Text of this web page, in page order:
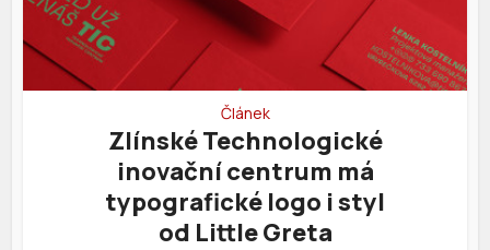
Článek
Zlínské Technologické
inovační centrum má
typografické logo i styl
od Little Greta